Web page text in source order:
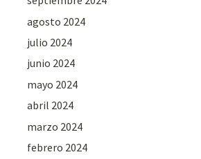
agosto 2024
julio 2024
junio 2024
mayo 2024
abril 2024
marzo 2024
febrero 2024